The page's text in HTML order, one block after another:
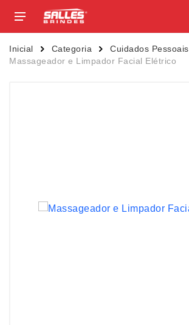
Inicial Categoria
Cuidados Pessoais
Massageador e Limpador Facial Elétrico